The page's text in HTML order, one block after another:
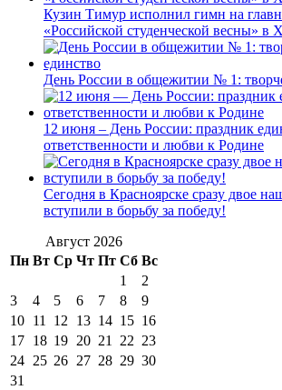
Кузин Тимур исполнил гимн на
«Российской студенческой весны» в
День России в общежитии № 1:
12 июня – День России: праздник
ответственности и любви к Родине
Сегодня в Красноярске сразу двое
вступили в борьбу за победу!
Август 2026
Пн Вт Ср Чт Пт Сб Вс
1
2
3
4 5 6 7 8
9
10 11 12 13 14 15 16
17 18 19 20 21 22 23
24 25 26 27 28 29 30
31